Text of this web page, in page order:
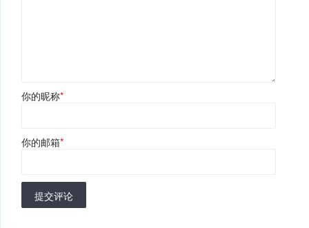
你的昵称*
你的邮箱*
提交评论